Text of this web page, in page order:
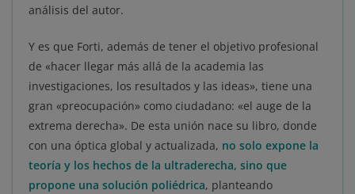
análisis del autor.
Y es que Forti, además de tener el objetivo profesional
de «hacer llegar más allá de la academia las
investigaciones, los resultados y las ideas», tiene una
gran «preocupación» como ciudadano: «el auge de la
extrema derecha». De esta unión nace su libro, donde
con una óptica global y actualizada, no solo expone la
teoría y los hechos de la ultraderecha, sino que
propone una solución poliédrica, planteando